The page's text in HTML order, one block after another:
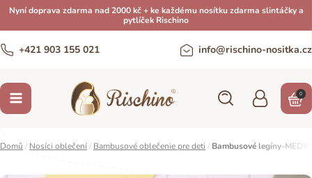
Nyní doprava zdarma nad 2000 kč + ke každému nosítku zdarma slintáčky a
pytlíček Rischino
+421 903 155 021 info@rischino-nositka.cz
0
Domů / Nosíci oblečení/ Bambusové oblečenie pre deti / Bambusové legíny-